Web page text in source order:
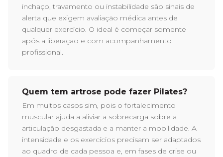
inchaço, travamento ou instabilidade são sinais de
alerta que exigem avaliação médica antes de
qualquer exercício. O ideal é começar somente
após a liberação e com acompanhamento
profissional.
Quem tem artrose pode fazer Pilates?
Em muitos casos sim, pois o fortalecimento
muscular ajuda a aliviar a sobrecarga sobre a
articulação desgastada e a manter a mobilidade. A
intensidade e os exercícios precisam ser adaptados
ao quadro de cada pessoa e, em fases de crise ou